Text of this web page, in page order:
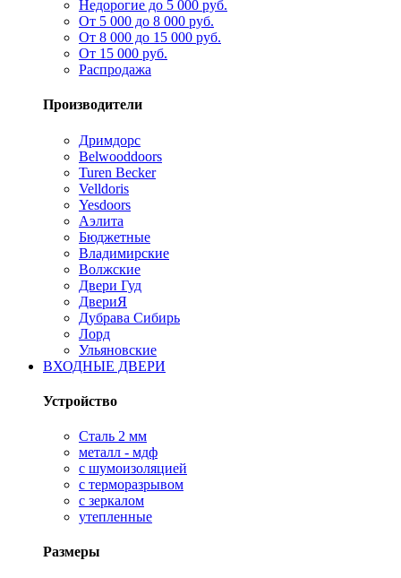
Недорогие до 5 000 руб.
От 5 000 до 8 000 руб.
От 8 000 до 15 000 руб.
От 15 000 руб.
Распродажа
Производители
Дримдорс
Belwooddoors
Turen Becker
Velldoris
Yesdoors
Аэлита
Бюджетные
Владимирские
Волжские
Двери Гуд
ДвериЯ
Дубрава Сибирь
Лорд
Ульяновские
ВХОДНЫЕ ДВЕРИ
Устройство
Сталь 2 мм
металл - мдф
с шумоизоляцией
с терморазрывом
с зеркалом
утепленные
Размеры